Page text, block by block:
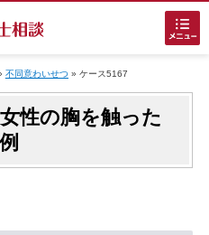
不同意わいせつ» ケース5167
性の胸を触った